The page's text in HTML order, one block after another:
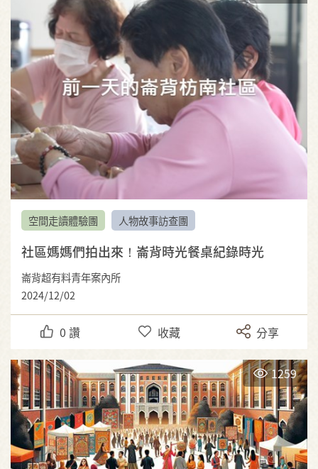
空間走讀體驗團 人物故事訪查團
社區媽媽們拍出來！崙背時光餐桌紀錄時光
崙背超有料青年案內所
2024/12/02
0 讚 收藏 分享
1259